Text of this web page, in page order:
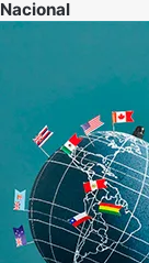
Nacional